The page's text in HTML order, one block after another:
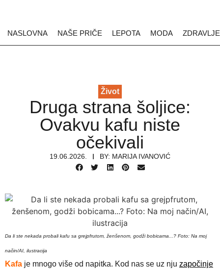
NASLOVNA NAŠE PRIČE LEPOTA MODA ZDRAVLJE
Život
Druga strana šoljice:
Ovakvu kafu niste
očekivali
19.06.2026. BY: MARIJA IVANOVIĆ
Da li ste nekada probali kafu sa grejpfrutom, ženšenom, godži bobicama...? Foto: Na moj
način/AI, ilustracija
Kafa je mnogo više od napitka. Kod nas se uz nju započinje